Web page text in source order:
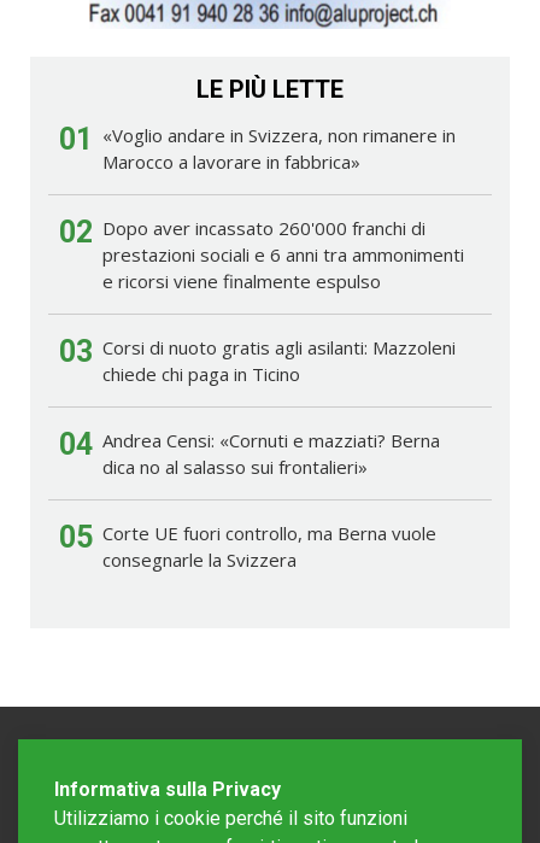
LE PIÙ LETTE
01
«Voglio andare in Svizzera, non rimanere in
Marocco a lavorare in fabbrica»
02 Dopo aver incassato 260'000 franchi di
prestazioni sociali e 6 anni tra ammonimenti
e ricorsi viene finalmente espulso
03 Corsi di nuoto gratis agli asilanti: Mazzoleni
chiede chi paga in Ticino
04 Andrea Censi: «Cornuti e mazziati? Berna
dica no al salasso sui frontalieri»
05 Corte UE fuori controllo, ma Berna vuole
consegnarle la Svizzera
Informativa sulla Privacy
Utilizziamo i cookie perché il sito funzioni